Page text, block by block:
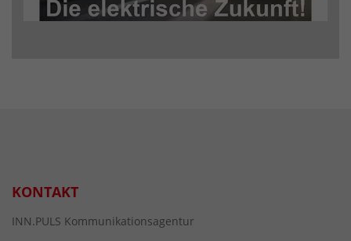
KONTAKT
INN.PULS Kommunikationsagentur